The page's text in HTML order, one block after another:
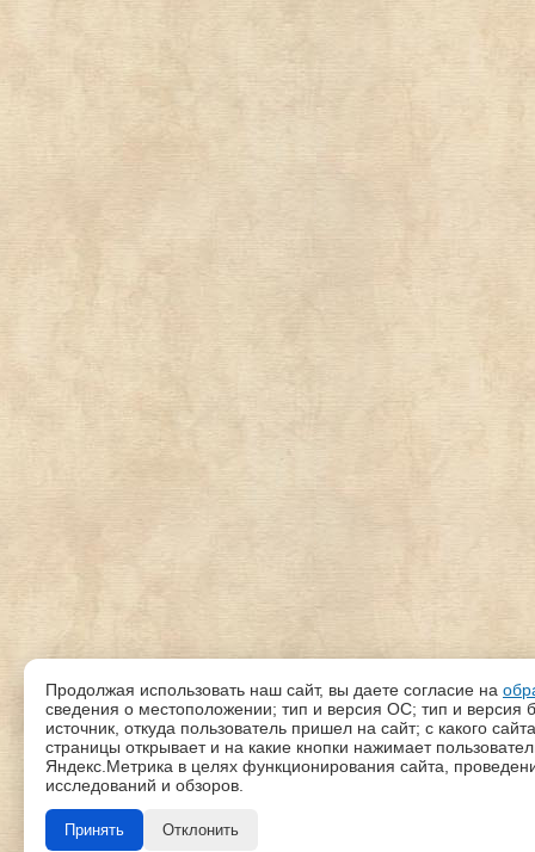
Продолжая использовать наш сайт, вы даете согласие на
сведения о местоположении; тип и версия ОС; тип и версия
источник, откуда пользователь пришел на сайт; с какого
страницы открывает и на какие кнопки нажимает
Яндекс.Метрика в целях функционирования сайта,
исследований и обзоров.
Принять Отклонить